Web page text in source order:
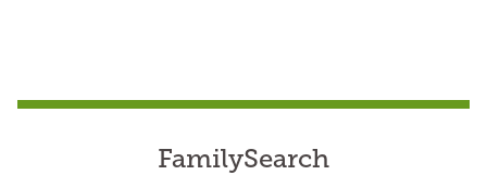
FamilySearch